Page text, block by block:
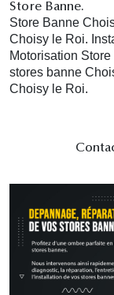
Store Banne.
Store Banne
Choisy le Roi.
Motorisation
stores banne
Choisy le Roi.